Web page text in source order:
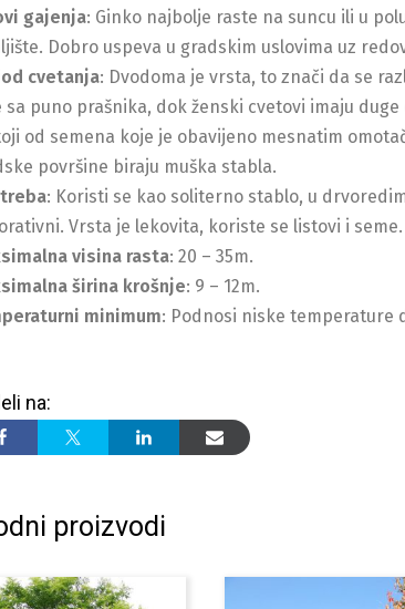
gajenja: Ginko najbolje raste na suncu ili u
Dobro uspeva u gradskim uslovima uz
cvetanja: Dvodoma je vrsta, to znači da se
sa puno prašnika, dok ženski cvetovi imaju
od semena koje je obavijeno mesnatim
površine biraju muška stabla.
: Koristi se kao soliterno stablo, u
Vrsta je lekovita, koriste se listovi i seme.
visina rasta: 20 – 35m.
širina krošnje: 9 – 12m.
minimum: Podnosi niske temperature
na:
proizvodi